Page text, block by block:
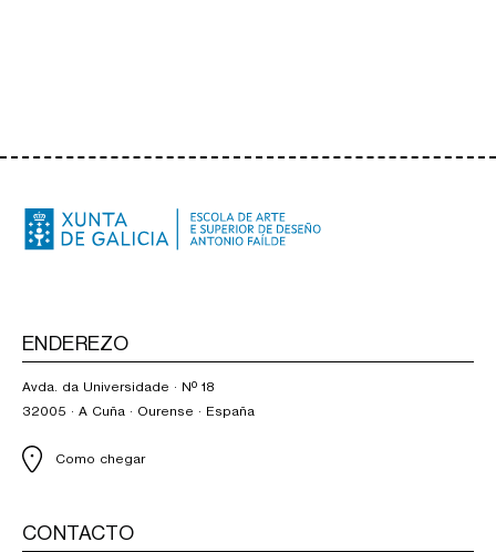
ENDEREZO
Avda. da Universidade · Nº 18
32005 · A Cuña · Ourense · España
Como chegar
CONTACTO